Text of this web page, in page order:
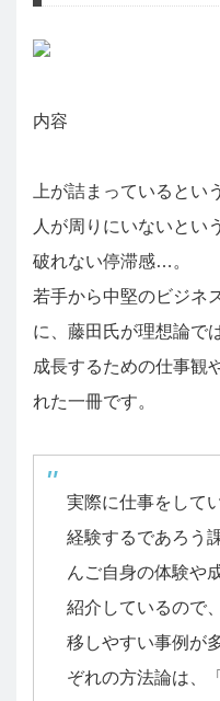
内容
上が詰まっているとい
人が周りにいないとい
破れない停滞感…。
若手から中堅のビジネ
に、藤田氏が理想論で
成長するための仕事観
れた一冊です。
実際に仕事をして
経験するであろう
んご自身の体験や
紹介しているので
移しやすい事例が
ぞれの方法論は、